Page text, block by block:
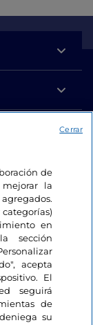
de
la
en
sección
acepta
El
seguirá
de
su
Cerrar